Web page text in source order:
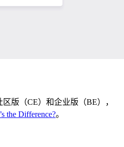
版（CE）和企业版（BE），
the Difference?。